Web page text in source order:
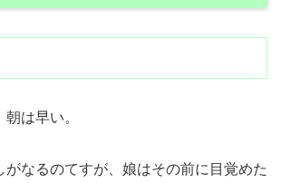
は早い。
がなるのてすが、娘はその前に目覚めた